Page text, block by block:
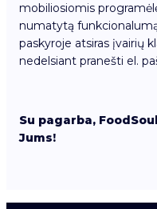
mobiliosiomis
numatytą
paskyroje atsiras įvairių
nedelsiant pranešti el.
Su pagarba,
Jums!